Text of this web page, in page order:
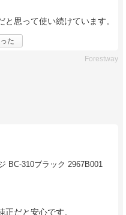
思って使い続けています。
た
Forestway
BC-310ブラック 2967B001
だと安心です。